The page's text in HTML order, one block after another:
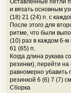
Оставленные петли
и вязать основным
(18) 21 (24) п. с
После этого для
ритме, что были
(10) раз в каждом 6-м
61 (65) п.
Когда длина рукава
резинки), перейти
равномерно убавить
резинкой 6 (6) 7 (7)
Сборка